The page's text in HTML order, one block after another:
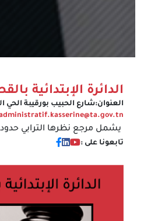
الدائرة الإبتدائية
العنوان:شارع الحبيب بورقيبة الحي
يشمل مرجع نظرها الترابي حدود
تابعونا على :